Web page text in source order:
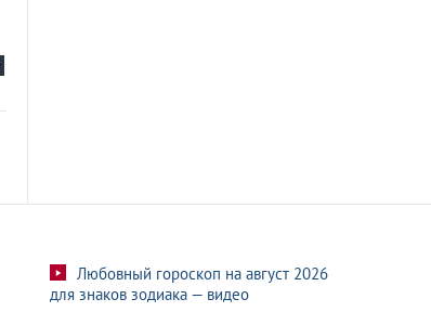
Любовный гороскоп на август 2026
для знаков зодиака — видео